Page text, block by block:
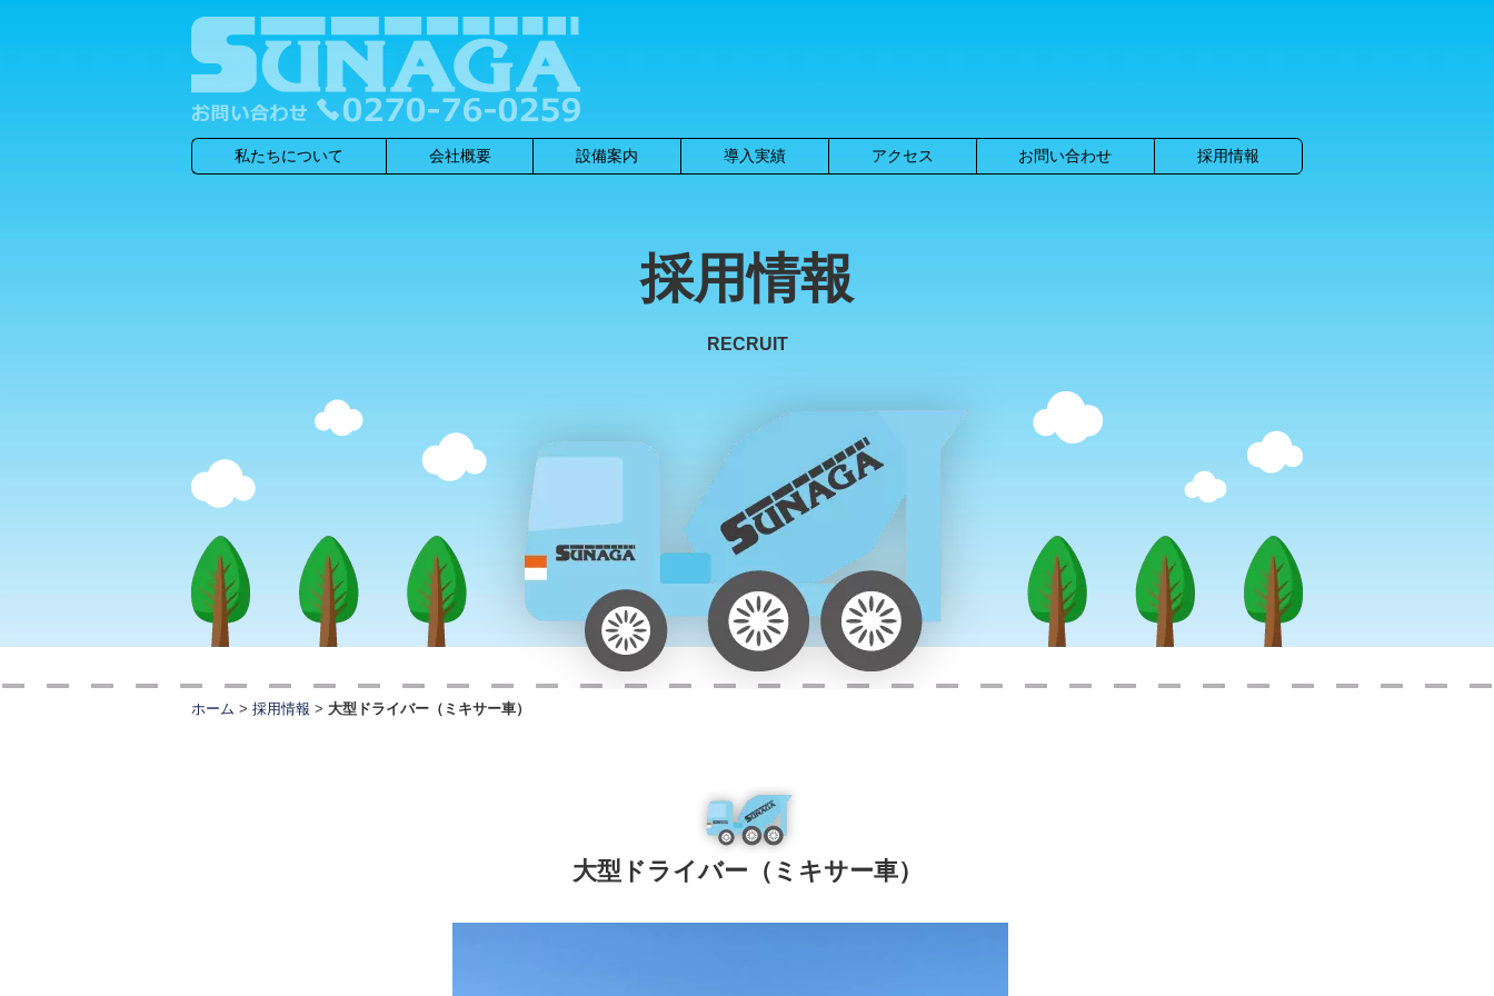
私たちについて 会社概要 設備案内 導入実績 アクセス お問い合わせ 採用情報
採用情報
RECRUIT
ホーム > 採用情報 > 大型ドライバー（ミキサー車）
大型ドライバー（ミキサー車）